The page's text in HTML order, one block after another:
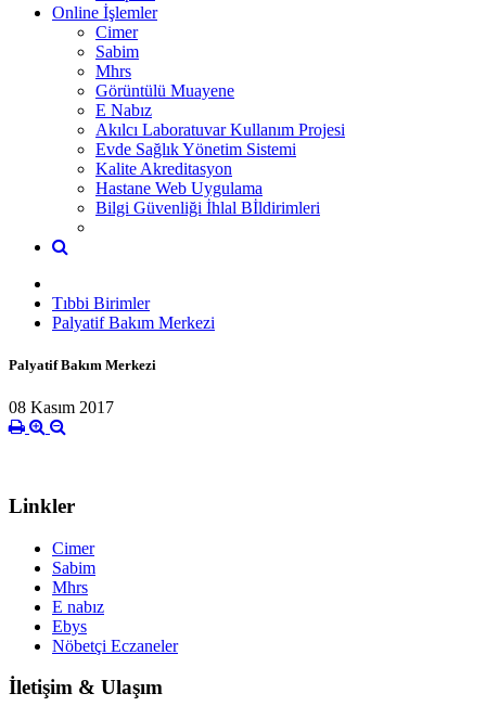
Online İşlemler
Cimer
Sabim
Mhrs
Görüntülü Muayene
E Nabız
Akılcı Laboratuvar Kullanım Projesi
Evde Sağlık Yönetim Sistemi
Kalite Akreditasyon
Hastane Web Uygulama
Bilgi Güvenliği İhlal Bİldirimleri
Tıbbi Birimler
Palyatif Bakım Merkezi
Palyatif Bakım Merkezi
08 Kasım 2017
Linkler
Cimer
Sabim
Mhrs
E nabız
Ebys
Nöbetçi Eczaneler
İletişim & Ulaşım